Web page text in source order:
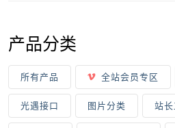
产品分类
所有产品 全站会员专区
光遇接口 图片分类 站